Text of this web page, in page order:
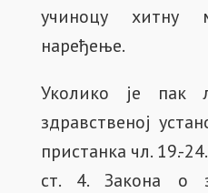
учиноцу хитну
наређење.
Уколико је пак
здравственој
пристанка чл. 19.-
ст. 4. Закона о